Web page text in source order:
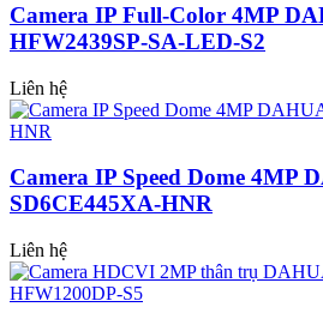
Camera IP Full-Color 4MP
HFW2439SP-SA-LED-S2
Liên hệ
Camera IP Speed Dome 4MP
SD6CE445XA-HNR
Liên hệ